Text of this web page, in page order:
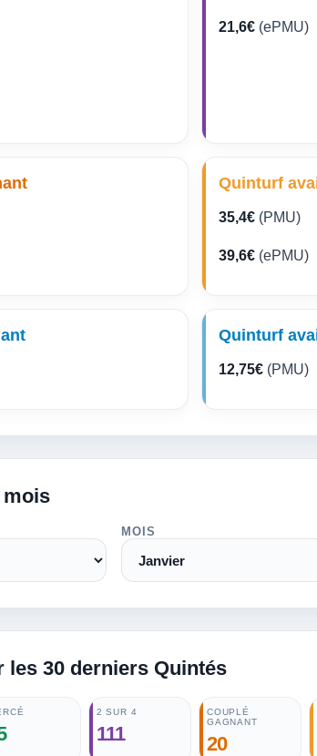
21,6€ (ePMU)
Quinturf
35,4€ (PMU)
39,6€ (ePMU)
Quinturf
12,75€ (PMU)
mois
MOIS
30 derniers Quintés
2 SUR 4
111
COUPLÉ
GAGNANT
20